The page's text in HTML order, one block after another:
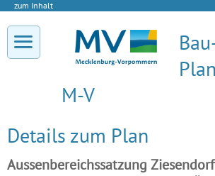
zum Inhalt
M-V
Details zum Plan
Aussenbereichssatzung